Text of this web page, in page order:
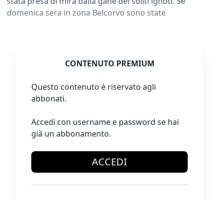
domenica sera in zona Belcorvo sono state
CONTENUTO PREMIUM
Questo contenuto è riservato agli
abbonati.
Accedi con username e password se hai
già un abbonamento.
ACCEDI